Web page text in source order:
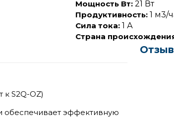
Мощность Вт: 21 Вт
Продуктивность: 1 м3/
Сила тока: 1 А
Страна
к S2Q-OZ)
обеспечивает эффективную